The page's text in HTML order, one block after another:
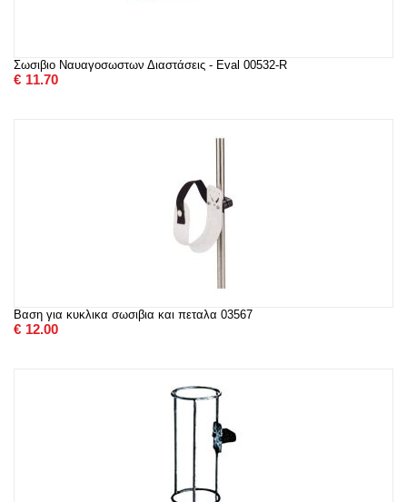
Σωσιβιο Ναυαγοσωστων Διαστάσεις - Eval 00532-R
€ 11.70
Βαση για κυκλικα σωσιβια και πεταλα 03567
€ 12.00